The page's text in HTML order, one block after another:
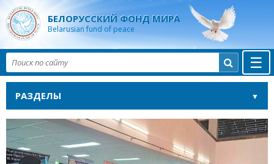
БЕЛОРУССКИЙ ФОНД МИРА
Belarusian fund of peace
☰

РАЗДЕЛЫ